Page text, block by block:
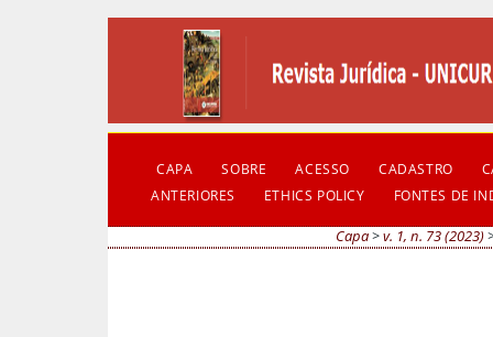
CAPA SOBRE ACESSO CADASTRO
ANTERIORES
ETHICS POLICY FONTES DE
Capa>v. 1, n. 73 (2023)